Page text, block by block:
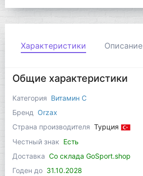
Характеристики Описание
Общие характеристики
Категория Витамин C
Бренд
Orzax
Страна производителя Турция
Честный знак Есть
Доставка Со склада GoSport.shop
Годен до 31.10.2028